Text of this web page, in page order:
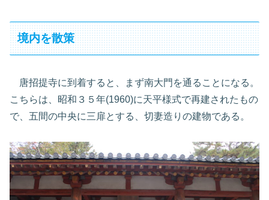
境内を散策
唐招提寺に到着すると、まず南大門を通ることになる。
こちらは、昭和３５年(1960)に天平様式で再建されたもの
で、五間の中央に三扉とする、切妻造りの建物である。